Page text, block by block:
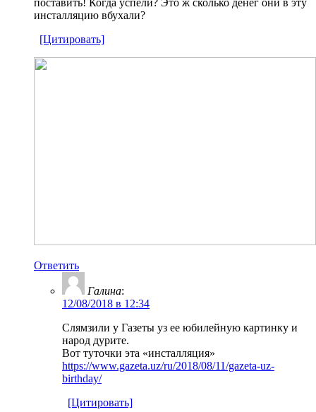
инсталляцию вбухали?
[Цитировать]
Ответить
Галина:
12/08/2018 в 12:34
Слямзили у Газеты уз ее юбилейную картинку и
народ дурите.
Вот туточки эта «инсталляция»
https://www.gazeta.uz/ru/2018/08/11/gazeta-uz-
birthday/
[Цитировать]